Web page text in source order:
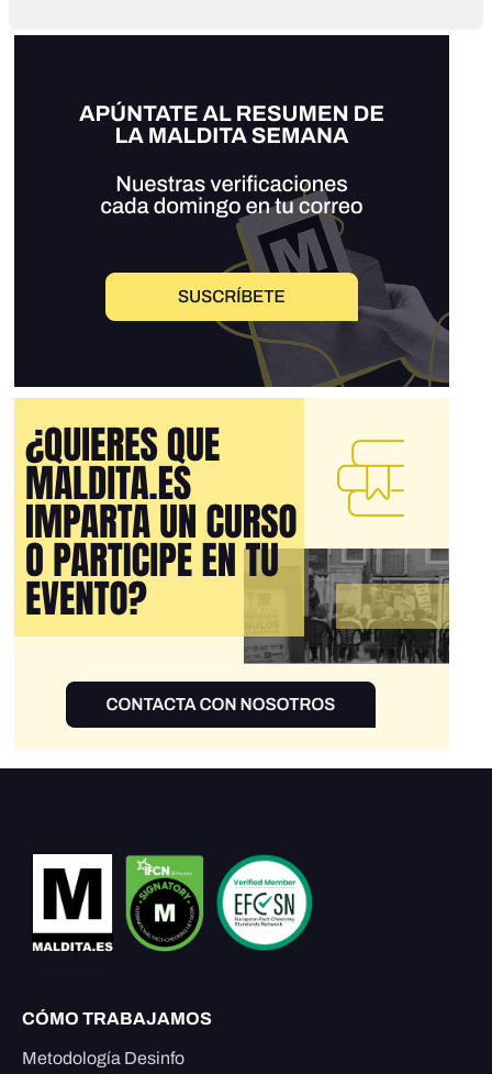
CÓMO TRABAJAMOS
Metodología Desinfo